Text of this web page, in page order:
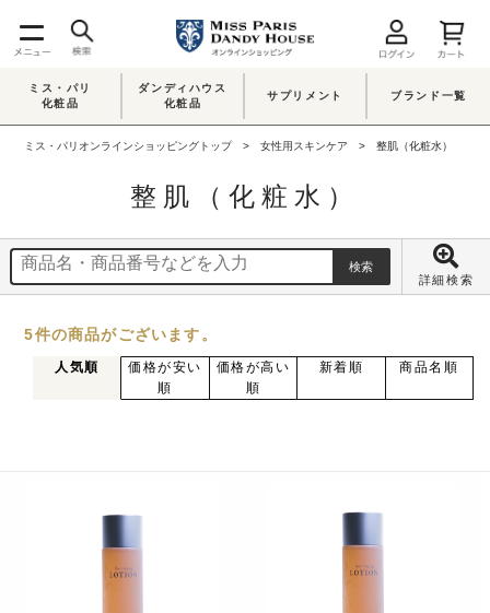
ミス・パリ
化粧品
ダンディハウス
化粧品
サプリメント ブランド一覧
ミス・パリオンラインショッピングトップ 女性用スキンケア 整肌（化粧水）
整肌（化粧水）
詳細検索
5件の商品がございます。
人気順
価格が安い
順
価格が高い
順
新着順 商品名順